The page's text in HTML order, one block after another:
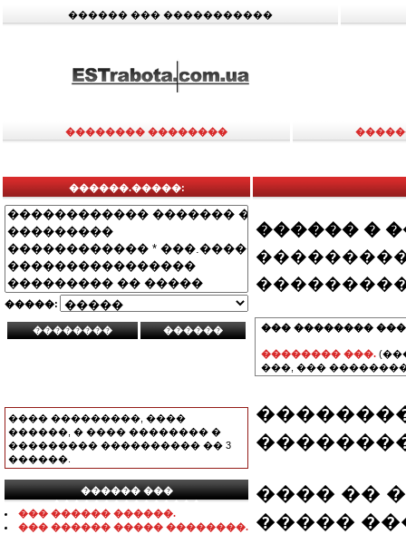
������ ��� �����������
�������� ��������
������.�����:
�����:
���� ���������, ����
������, � ���� �������� �
��������� ���������� �� 3
������.
������ ���
���������������
��� ������ ������.
��� ������ ����� ��������.
������ �
��� ��������
�������� ���.
���, ���
���� ��
�����